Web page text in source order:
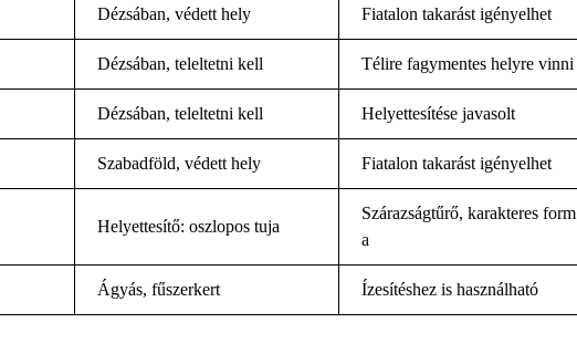
Dézsában, védett hely Fiatalon takarást igényelhet
Dézsában, teleltetni kell Télire fagymentes helyre vinni
Dézsában, teleltetni kell Helyettesítése javasolt
Szabadföld, védett hely Fiatalon takarást igényelhet
Helyettesítő: oszlopos tuja
Szárazságtűrő, karakteres form
a
Ágyás, fűszerkert Ízesítéshez is használható